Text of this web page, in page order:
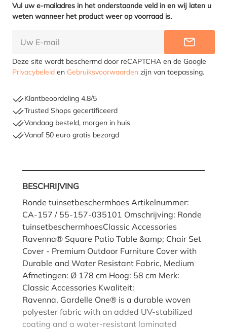
Vul uw e-mailadres in het onderstaande veld in en wij laten u
weten wanneer het product weer op voorraad is.
Deze site wordt beschermd door reCAPTCHA en de Google
Privacybeleid en Gebruiksvoorwaarden zijn van toepassing.
Klantbeoordeling 4.8/5
Trusted Shops gecertificeerd
Vandaag besteld, morgen in huis
Vanaf 50 euro gratis bezorgd
BESCHRIJVING
Ronde tuinsetbeschermhoes Artikelnummer:
CA-157 / 55-157-035101 Omschrijving: Ronde
tuinsetbeschermhoesClassic Accessories
Ravenna® Square Patio Table &amp; Chair Set
Cover - Premium Outdoor Furniture Cover with
Durable and Water Resistant Fabric, Medium
Afmetingen: Ø 178 cm Hoog: 58 cm Merk:
Classic Accessories Kwaliteit:
Ravenna, Gardelle One® is a durable woven
polyester fabric with an added UV-stabilized
coating and a water-resistant laminated